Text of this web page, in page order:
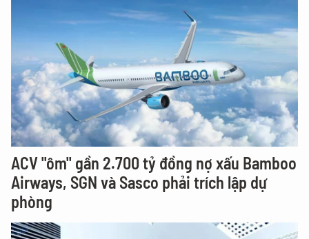
ACV "ôm" gần 2.700 tỷ đồng nợ xấu Bamboo
Airways, SGN và Sasco phải trích lập dự
phòng